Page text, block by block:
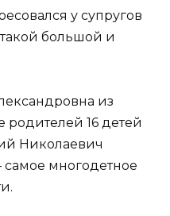
у супругов
большой и
из
родителей 16 детей
Николаевич
самое многодетное